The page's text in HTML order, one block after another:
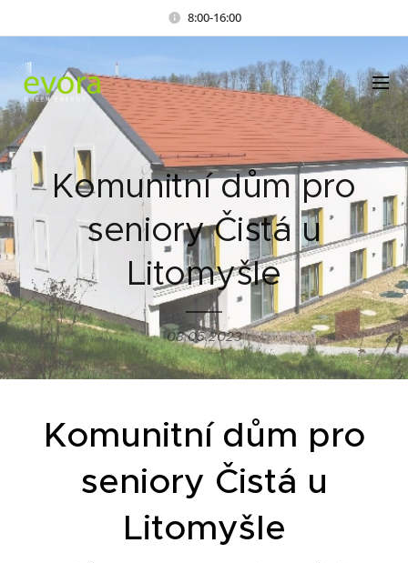
8:00-16:00
Komunitní dům pro
seniory Čistá u
Litomyšle
08.05.2023
Komunitní dům pro
seniory Čistá u
Litomyšle